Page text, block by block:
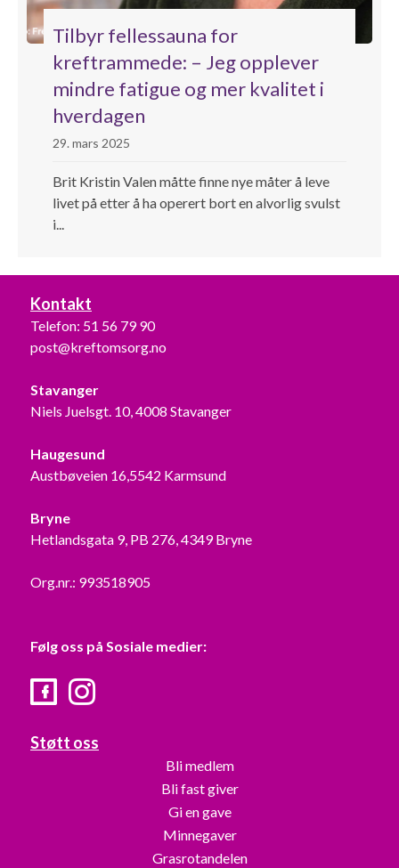
Tilbyr fellessauna for
kreftrammede: – Jeg opplever
mindre fatigue og mer kvalitet i
hverdagen
29. mars 2025
Brit Kristin Valen måtte finne nye måter å leve
livet på etter å ha operert bort en alvorlig svulst
i...
Kontakt
Telefon: 51 56 79 90
post@kreftomsorg.no
Stavanger
Niels Juelsgt. 10, 4008 Stavanger
Haugesund
Austbøveien 16,5542 Karmsund
Bryne
Hetlandsgata 9, PB 276, 4349 Bryne
Org.nr.: 993518905
Følg oss på Sosiale medier:
FacebookInstagram
Støtt oss
Bli medlem
Bli fast giver
Gi en gave
Minnegaver
Grasrotandelen